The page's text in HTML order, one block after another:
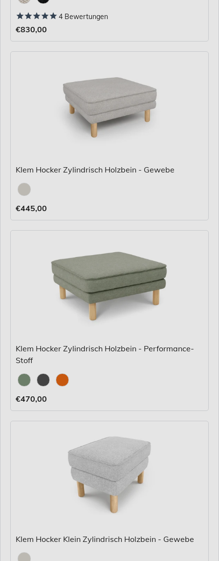
4 Bewertungen
€830,00
Klem Hocker Zylindrisch Holzbein - Gewebe
Stoff
€445,00
Klem Hocker Zylindrisch Holzbein - Performance-
Stoff
Stoff
€470,00
Klem Hocker Klein Zylindrisch Holzbein - Gewebe
Stoff